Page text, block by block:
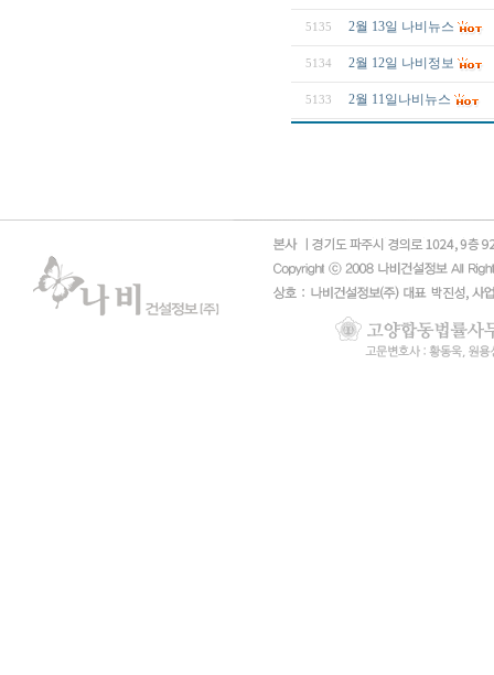
5135 2월 13일 나비뉴스
5134 2월 12일 나비정보
5133 2월 11일나비뉴스